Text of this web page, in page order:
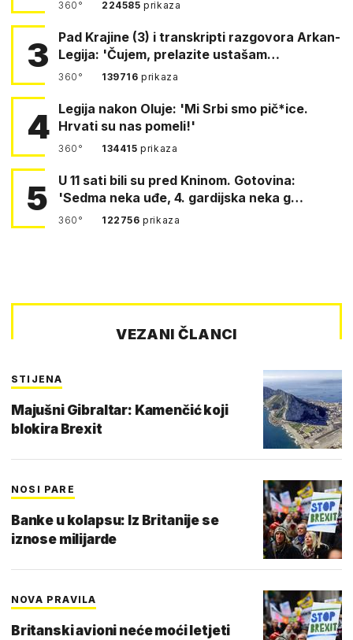
360° 224585prikaza
3
Pad Krajine (3) i transkripti razgovora Arkan-
Legija: 'Čujem, prelazite ustašam…
360° 139716prikaza
4 Legija nakon Oluje: 'Mi Srbi smo pič*ice.
Hrvati su nas pomeli!'
360° 134415prikaza
5
U 11 sati bili su pred Kninom. Gotovina:
'Sedma neka uđe, 4. gardijska neka g…
360° 122756prikaza
VEZANI ČLANCI
STIJENA
Majušni Gibraltar: Kamenčić koji
blokira Brexit
NOSI PARE
Banke u kolapsu: Iz Britanije se
iznose milijarde
NOVA PRAVILA
Britanski avioni neće moći letjeti